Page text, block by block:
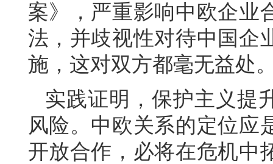
案》，严重影响中欧企业
法，并歧视性对待中国企
施，这对双方都毫无益处
实践证明，保护主义提
风险。中欧关系的定位应
开放合作，必将在危机中